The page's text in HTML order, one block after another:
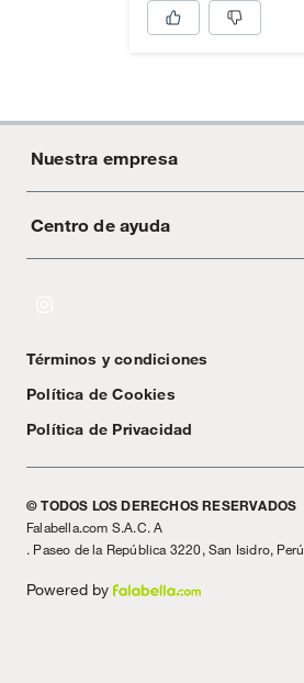
Nuestra empresa
Acerca de Crate
Centro de ayuda
Textos Legales
Términos y condiciones
Política de Cookies
Política de Privacidad
© TODOS LOS DERECHOS RESERVADOS
Falabella.com S.A.C. A
. Paseo de la República 3220, San Isidro, Perú
Powered by